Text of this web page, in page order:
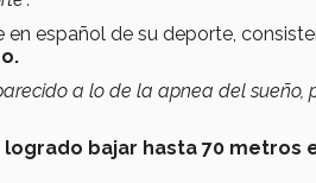
en español de su deporte,
a lo de la apnea del sueño,
logrado bajar hasta 70 metros